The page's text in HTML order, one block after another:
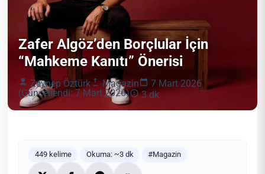
Zafer Algöz’den Borçlular İçin
“Mahkeme Kanıtı” Önerisi
Zeynep Öztürk Magazin
7 Mart 2026
(Güncellendi: 7 Mart 2026)
3 dk
449 kelime Okuma: ~3 dk #Magazin